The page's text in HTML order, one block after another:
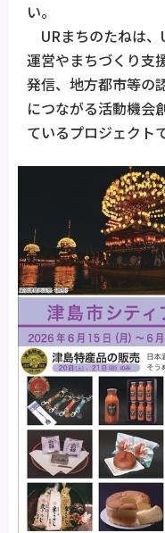
い。
URまちのたねは、
運営やまちづくり支
発信、地方都市等の
につながる活動機会
ているプロジェクトで